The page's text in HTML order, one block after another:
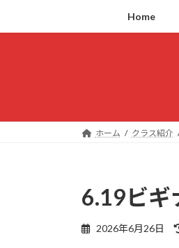
キ
に
Home
ホーム クラス紹介
6.19ビギ
2026年6月26日